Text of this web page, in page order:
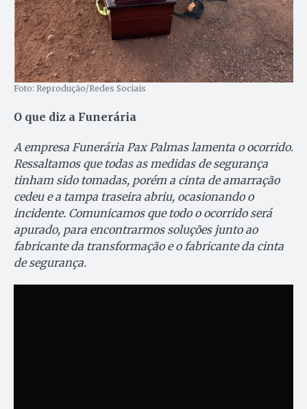
Foto: Reprodução/Redes Sociais
O que diz a Funerária
A empresa Funerária Pax Palmas lamenta o ocorrido.
Ressaltamos que todas as medidas de segurança
tinham sido tomadas, porém a cinta de amarração
cedeu e a tampa traseira abriu, ocasionando o
incidente. Comunicamos que todo o ocorrido será
apurado, para encontrarmos soluções junto ao
fabricante da transformação e o fabricante da cinta
de segurança.